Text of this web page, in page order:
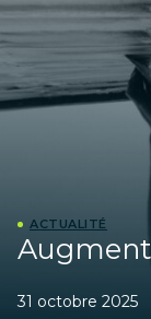
ACTUALITÉ
31 octobre 2025